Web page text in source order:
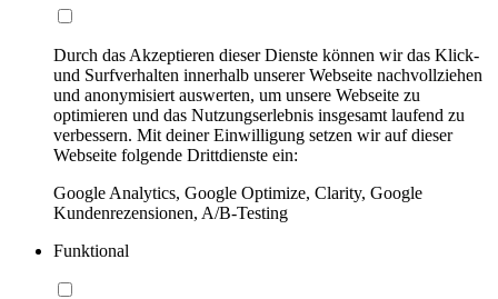
Durch das Akzeptieren dieser Dienste können wir das Klick-
und Surfverhalten innerhalb unserer Webseite nachvollziehen
und anonymisiert auswerten, um unsere Webseite zu
optimieren und das Nutzungserlebnis insgesamt laufend zu
verbessern. Mit deiner Einwilligung setzen wir auf dieser
Webseite folgende Drittdienste ein:
Google Analytics, Google Optimize, Clarity, Google
Kundenrezensionen, A/B-Testing
Funktional